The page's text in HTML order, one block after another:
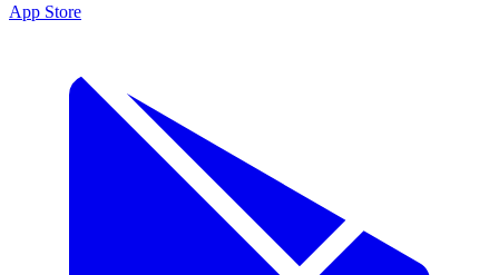
App Store